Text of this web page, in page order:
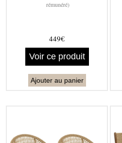
rémunéré)
449€
Voir ce produit
Ajouter au panier